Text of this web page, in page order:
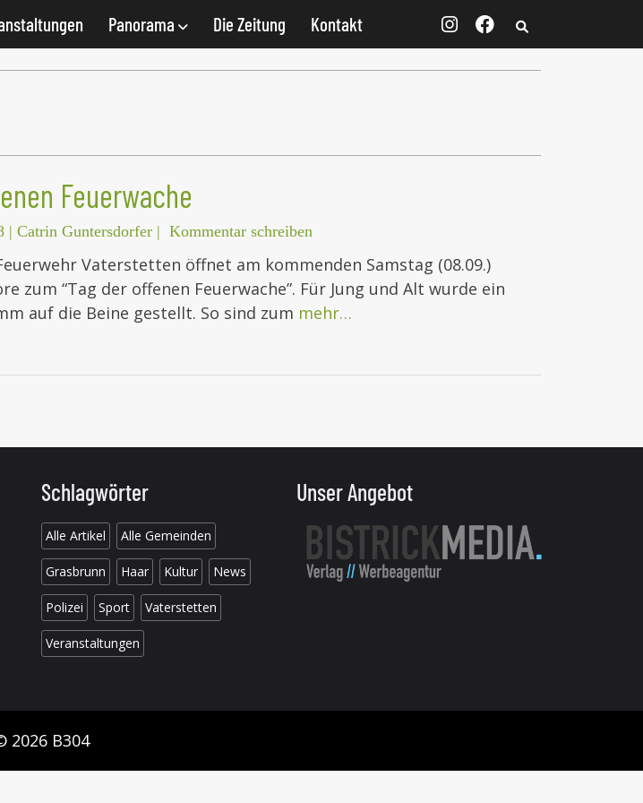
Panorama Die Zeitung Kontakt
Feuerwache
| Catrin Guntersdorfer | Kommentar schreiben
Vaterstetten öffnet am kommenden Samstag (08.09.)
zum “Tag der offenen Feuerwache”. Für Jung und Alt wurde ein
auf die Beine gestellt. So sind zum mehr…
Schlagwörter
Alle Artikel Alle Gemeinden
Grasbrunn Haar Kultur News
Polizei Sport Vaterstetten
Veranstaltungen
Unser Angebot
2026 B304